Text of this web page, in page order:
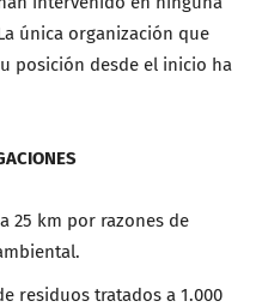
única organización que
posición desde el inicio ha
25 km por razones de
residuos tratados a 1.000